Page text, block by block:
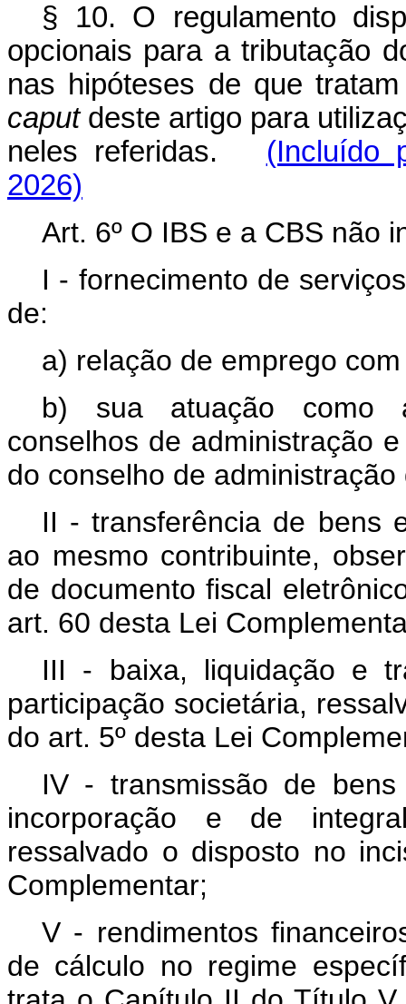
§ 10. O regulamento
opcionais para a tributação
nas hipóteses de que
caputdeste artigo para
neles referidas. (Incluído
2026)
Art. 6º O IBS e a CBS não
I - fornecimento de
de:
a) relação de emprego
b) sua atuação como
conselhos de administração
do conselho de
II - transferência de bens
ao mesmo contribuinte,
de documento fiscal
art. 60 desta Lei
III - baixa, liquidação e
participação societária,
do art. 5º desta Lei
IV - transmissão de
incorporação e de
ressalvado o disposto no
Complementar;
V - rendimentos
de cálculo no regime